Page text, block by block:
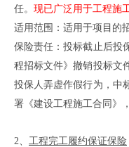
任。 现已广泛用于工程施
适用范围：适用于项目的
保险责任：投标截止后投
程招标文件》撤销投标文
投保人弄虚作假行为，中
署《建设工程施工合同》
2、 工程完工履约保证保险